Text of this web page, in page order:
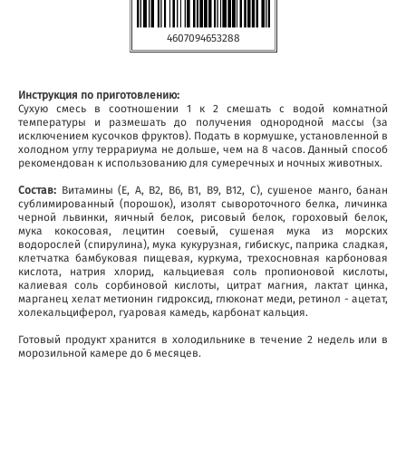
4607094653288
Инструкция по приготовлению:
Сухую смесь в соотношении 1 к 2 смешать с водой комнатной
температуры и размешать до получения однородной массы (за
исключением кусочков фруктов). Подать в кормушке, установленной в
холодном углу террариума не дольше, чем на 8 часов. Данный способ
рекомендован к использованию для сумеречных и ночных животных.
Состав: Витамины (Е, А, В2, В6, В1, В9, В12, С), сушеное манго, банан
сублимированный (порошок), изолят сывороточного белка, личинка
черной львинки, яичный белок, рисовый белок, гороховый белок,
мука кокосовая, лецитин соевый, сушеная мука из морских
водорослей (спирулина), мука кукурузная, гибискус, паприка сладкая,
клетчатка бамбуковая пищевая, куркума, трехосновная карбоновая
кислота, натрия хлорид, кальциевая соль пропионовой кислоты,
калиевая соль сорбиновой кислоты, цитрат магния, лактат цинка,
марганец хелат метионин гидроксид, глюконат меди, ретинол - ацетат,
холекальциферол, гуаровая камедь, карбонат кальция.
Готовый продукт хранится в холодильнике в течение 2 недель или в
морозильной камере до 6 месяцев.